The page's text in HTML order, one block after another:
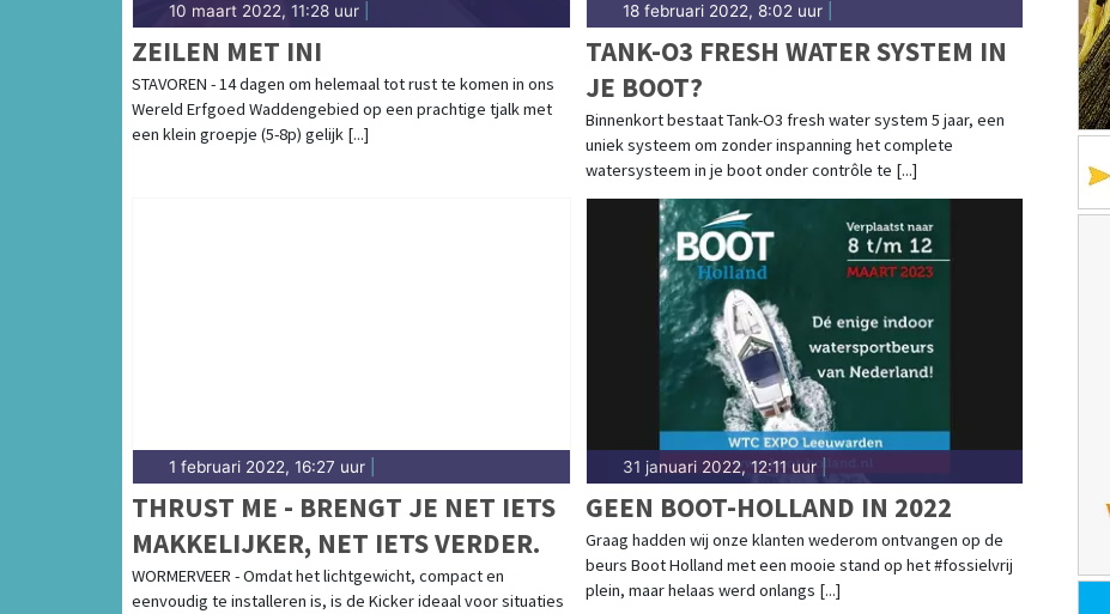
10 maart 2022, 11:28 uur
ZEILEN MET INI
STAVOREN - 14 dagen om helemaal tot rust te komen in ons
Wereld Erfgoed Waddengebied op een prachtige tjalk met
een klein groepje (5-8p) gelijk [...]
18 februari 2022, 8:02 uur|
TANK-O3 FRESH WATER SYSTEM IN
JE BOOT?
Binnenkort bestaat Tank-O3 fresh water system 5 jaar, een
uniek systeem om zonder inspanning het complete
watersysteem in je boot onder contrôle te [...]
1 februari 2022, 16:27 uur
THRUST ME - BRENGT JE NET IETS
MAKKELIJKER, NET IETS VERDER.
WORMERVEER - Omdat het lichtgewicht, compact en
eenvoudig te installeren is, is de Kicker ideaal voor situaties
31 januari 2022, 12:11 uur|
GEEN BOOT-HOLLAND IN 2022
Graag hadden wij onze klanten wederom ontvangen op de
beurs Boot Holland met een mooie stand op het #fossielvrij
plein, maar helaas werd onlangs [...]